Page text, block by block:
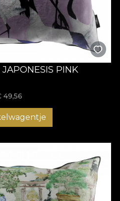
PINK
49,56